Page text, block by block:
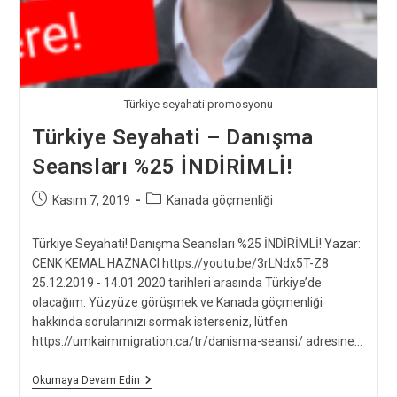
Türkiye seyahati promosyonu
Türkiye Seyahati – Danışma
Seansları %25 İNDİRİMLİ!
PostKasım 7, 2019
PostKanada göçmenliği
Türkiye Seyahati! Danışma Seansları %25 İNDİRİMLİ! Yazar:
CENK KEMAL HAZNACI https://youtu.be/3rLNdx5T-Z8
25.12.2019 - 14.01.2020 tarihleri arasında Türkiye’de
olacağım. Yüzyüze görüşmek ve Kanada göçmenliği
hakkında sorularınızı sormak isterseniz, lütfen
https://umkaimmigration.ca/tr/danisma-seansi/ adresine…
Okumaya Devam EdinTürkiye